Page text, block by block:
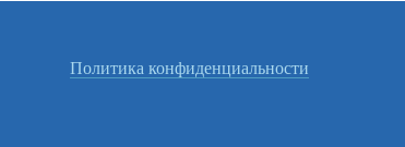
Политика конфиденциальности